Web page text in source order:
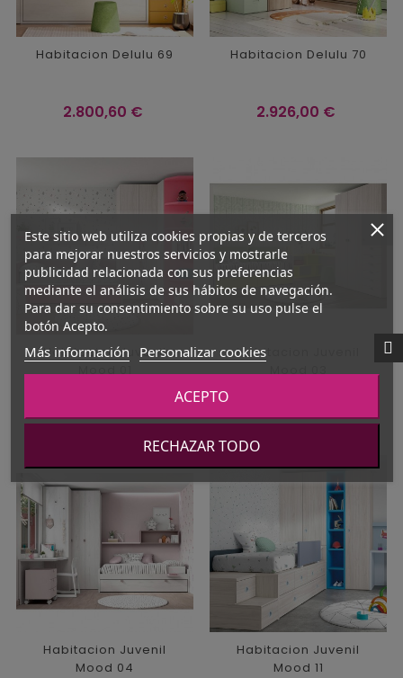
Habitacion Delulu 69
Precio
2.800,60 €
Habitacion Delulu 70
Precio
2.926,00 €
Habitacion Juvenil
Mood 01
Habitacion Juvenil
Mood 03
Habitacion Juvenil
Mood 04
Habitacion Juvenil
Mood 11
Este sitio web utiliza cookies propias y de terceros
para mejorar nuestros servicios y mostrarle
publicidad relacionada con sus preferencias
mediante el análisis de sus hábitos de navegación.
Para dar su consentimiento sobre su uso pulse el
botón Acepto.
Más información Personalizar cookies
RECHAZAR TODO
ACEPTO